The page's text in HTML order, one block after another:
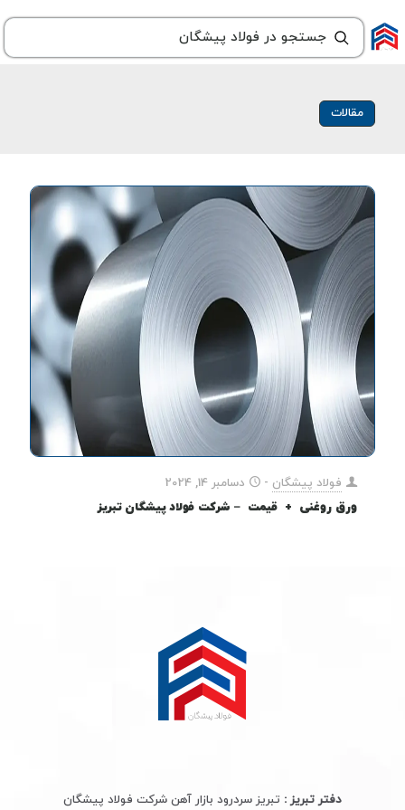
مقالات
فولاد پیشگان -
دسامبر 14, 2024
ورق روغنی + قیمت – شرکت فولاد پیشگان تبریز
دفتر تبریز : تبریز سردرود بازار آهن شرکت فولاد پیشگان